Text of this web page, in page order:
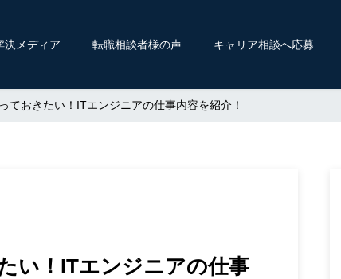
決メディア 転職相談者様の声 キャリア相談へ応募
ておきたい！ITエンジニアの仕事内容を紹介！
い！ITエンジニアの仕事